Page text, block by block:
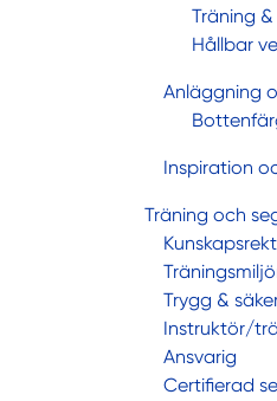
Träning
Hållbar
Anläggning
Inspiration
Träning och
Trygg &
Instruktör/
Ansvarig
Certifierad